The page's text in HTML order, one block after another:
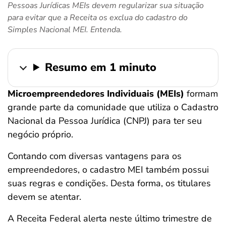
ferramentas
Pessoas Jurídicas MEIs devem regularizar sua situação
para evitar que a Receita os exclua do cadastro do
Simples Nacional MEI. Entenda.
Resumo em 1 minuto
Microempreendedores Individuais (MEIs) formam
grande parte da comunidade que utiliza o Cadastro
Nacional da Pessoa Jurídica (CNPJ) para ter seu
negócio próprio.
Contando com diversas vantagens para os
empreendedores, o cadastro MEI também possui
suas regras e condições. Desta forma, os titulares
devem se atentar.
A Receita Federal alerta neste último trimestre de